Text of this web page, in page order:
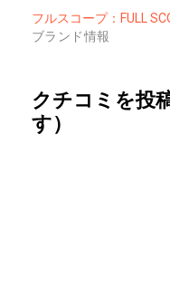
フルスコープ：FULL
ブランド情報
クチコミを投
す）